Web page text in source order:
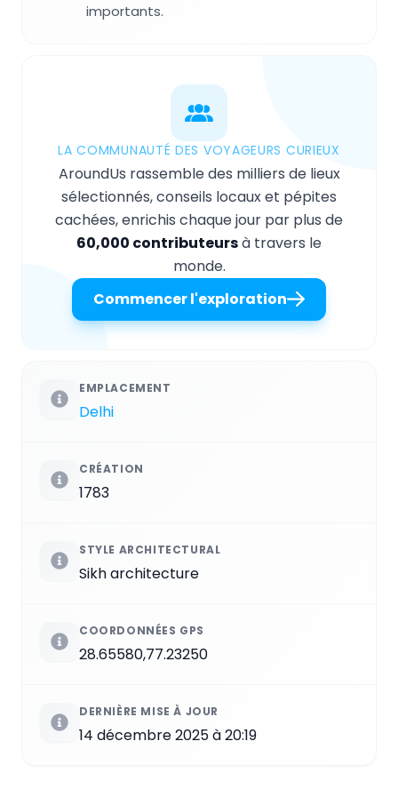
importants.
LA COMMUNAUTÉ DES VOYAGEURS CURIEUX
AroundUs rassemble des milliers de lieux
sélectionnés, conseils locaux et pépites
cachées, enrichis chaque jour par plus de
60,000 contributeursà travers le
monde.
Commencer l'exploration
EMPLACEMENT
Delhi
CRÉATION
1783
STYLE ARCHITECTURAL
Sikh architecture
COORDONNÉES GPS
28.65580,77.23250
DERNIÈRE MISE À JOUR
14 décembre 2025 à 20:19